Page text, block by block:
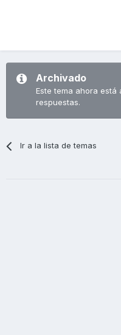
Archivado
Este tema ahora
respuestas.
Ir a la lista de temas